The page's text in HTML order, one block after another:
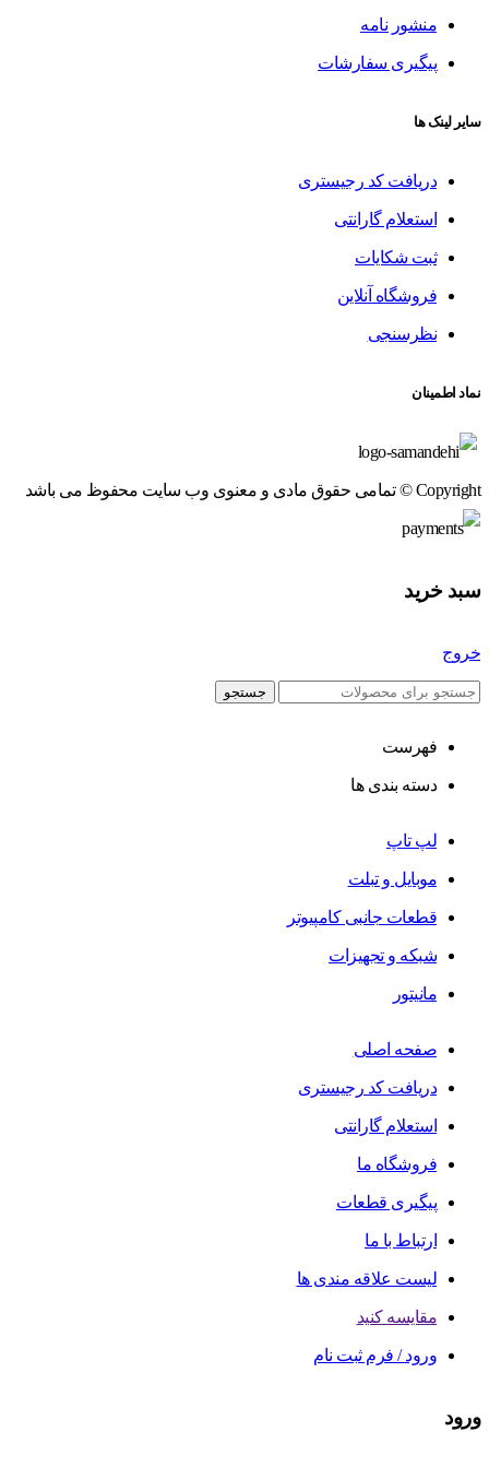
منشور نامه
پیگیری سفارشات
سایر لینک ها
دریافت کد رجیستری
استعلام گارانتی
ثبت شکایات
فروشگاه آنلاین
نظرسنجی
نماد اطمینان
Copyright © تمامی حقوق مادی و معنوی وب سایت محفوظ می باشد
سبد خرید
خروج
جستجو
فهرست
دسته بندی ها
لپ تاپ
موبایل و تبلت
قطعات جانبی کامپیوتر
شبکه و تجهیزات
مانیتور
صفحه اصلی
دریافت کد رجیستری
استعلام گارانتی
فروشگاه ما
پیگیری قطعات
ارتباط با ما
لیست علاقه مندی ها
مقایسه کنید
ورود / فرم ثبت نام
ورود